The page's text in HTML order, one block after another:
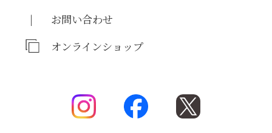
お問い合わせ
オンラインショップ